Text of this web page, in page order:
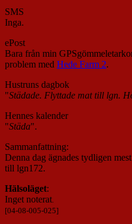
SMS
Inga.
ePost
Bara från min
problem med Hede Farm 2.
Hustruns dagbok
"Städade. Flyttade mat till lgn.
Hennes kalender
"Städa".
Sammanfattning:
Denna dag ägnades tydligen
till lgn172.
Hälsoläget:
Inget noterat
[04-08-005-025]